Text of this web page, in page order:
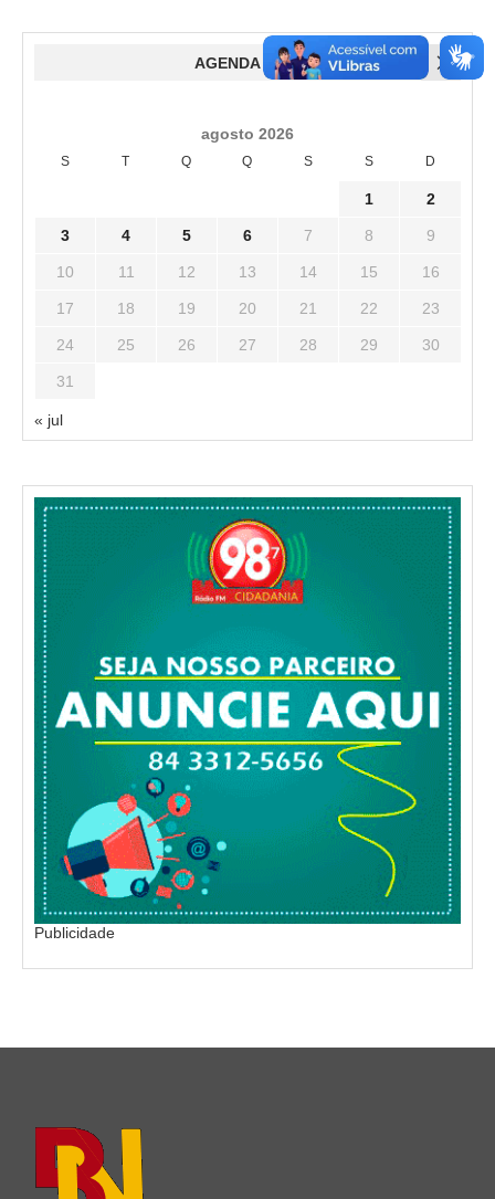
AGENDA
agosto 2026
S T Q Q S S D
1 2
3 4 5 6 7 8 9
10 11 12 13 14 15 16
17 18 19 20 21 22 23
24 25 26 27 28 29 30
31
« jul
Publicidade